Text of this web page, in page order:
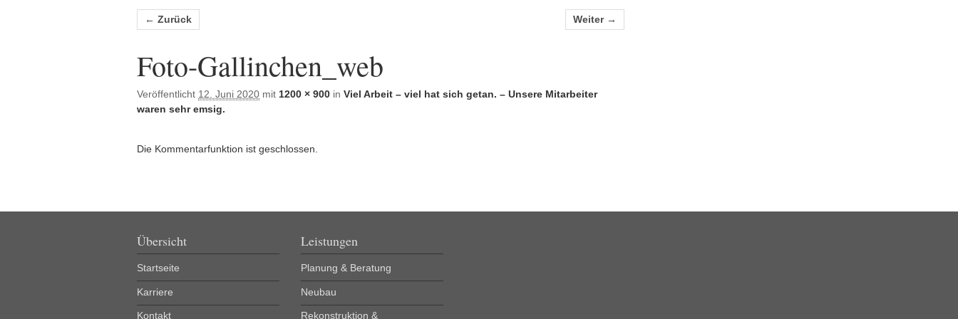
Bilder-Navigation
← Zurück Weiter →
Foto-Gallinchen_web
Veröffentlicht 12. Juni 2020 mit 1200 × 900 in Viel Arbeit – viel hat sich getan. – Unsere Mitarbeiter
waren sehr emsig.
Die Kommentarfunktion ist geschlossen.
Übersicht
Startseite
Karriere
Kontakt
Leistungen
Planung & Beratung
Neubau
Rekonstruktion &